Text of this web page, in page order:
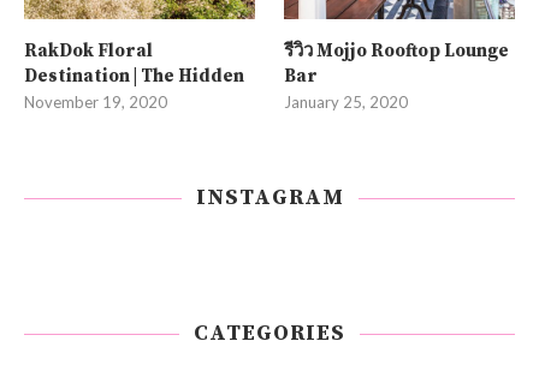
RakDok Floral
Destination | The Hidden
November 19, 2020
รีวิว Mojjo Rooftop Lounge
Bar
January 25, 2020
INSTAGRAM
CATEGORIES